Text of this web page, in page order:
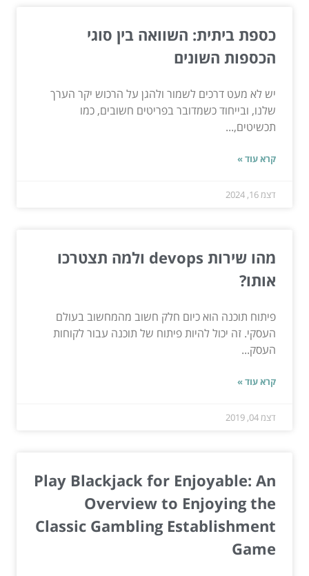
כספת ביתית: השוואה בין סוגי
הכספות השונים
יש לא מעט דרכים לשמור ולהגן על הרכוש יקר הערך
שלנו, ובייחוד כשמדובר בפריטים חשובים, כמו
תכשיטים,...
קרא עוד »
דצמ 16, 2024
מהו שירות devops ולמה תצטרכו
אותו?
פיתוח תוכנה הוא כיום חלק חשוב מהמחשוב בעולם
העסקי. זה יכול להיות פיתוח של תוכנה עבור לקוחות
העסק...
קרא עוד »
דצמ 04, 2019
Play Blackjack for Enjoyable: An
Overview to Enjoying the
Classic Gambling Establishment
Game